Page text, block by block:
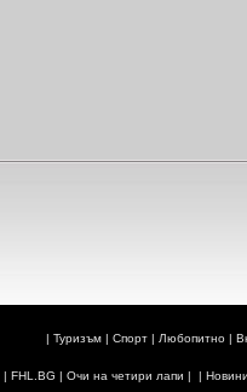
| Туризъм| Спорт| Любопитно|
| FHL.BG | Очи на четири лапи | |